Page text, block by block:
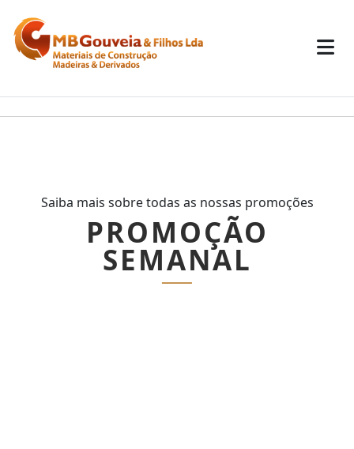
Saiba mais sobre todas as nossas promoções
PROMOÇÃO
SEMANAL